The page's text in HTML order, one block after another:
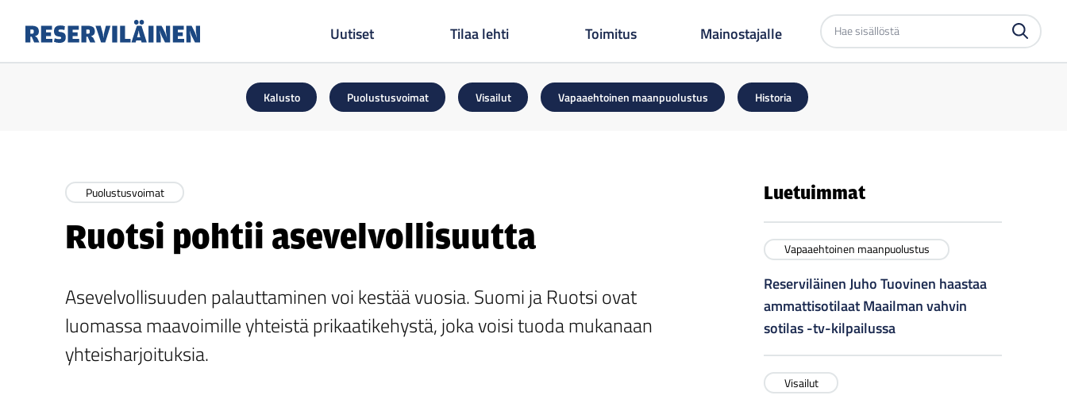
Uutiset Tilaa lehti Toimitus Mainostajalle
Etsi
sivustolta
Kalusto Puolustusvoimat Visailut Vapaaehtoinen maanpuolustus Historia
Puolustusvoimat
Ruotsi pohtii asevelvollisuutta
Asevelvollisuuden palauttaminen voi kestää vuosia. Suomi ja Ruotsi ovat
luomassa maavoimille yhteistä prikaatikehystä, joka voisi tuoda mukanaan
yhteisharjoituksia.
Luetuimmat
Vapaaehtoinen maanpuolustus
Reserviläinen Juho Tuovinen haastaa
ammattisotilaat Maailman vahvin
sotilas -tv-kilpailussa
Visailut